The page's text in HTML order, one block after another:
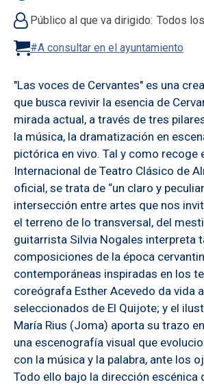
Público al que va dirigido Todos
#A consultar en el ayuntamiento
"Las voces de Cervantes" es una
que busca revivir la esencia de
mirada actual, a través de tres
la música, la dramatización en
pictórica en vivo. Tal y como recoge
Internacional de Teatro Clásico de
oficial, se trata de “un claro y
intersección entre artes que nos
el terreno de lo transversal, del
guitarrista Silvia Nogales interpreta
composiciones de la época
contemporáneas inspiradas en los
coreógrafa Esther Acevedo da vida
seleccionados de El Quijote; y el
María Rius (Joma) aporta su trazo
una escenografía visual que
con la música y la palabra, ante los
Todo ello bajo la dirección escénica